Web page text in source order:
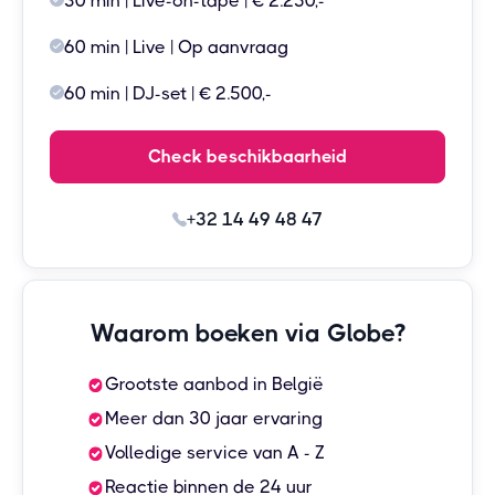
60 min | Live | Op aanvraag
60 min | DJ-set | € 2.500,-
Check beschikbaarheid
+32 14 49 48 47
Waarom boeken via Globe?
Grootste aanbod in België
Meer dan 30 jaar ervaring
Volledige service van A - Z
Reactie binnen de 24 uur